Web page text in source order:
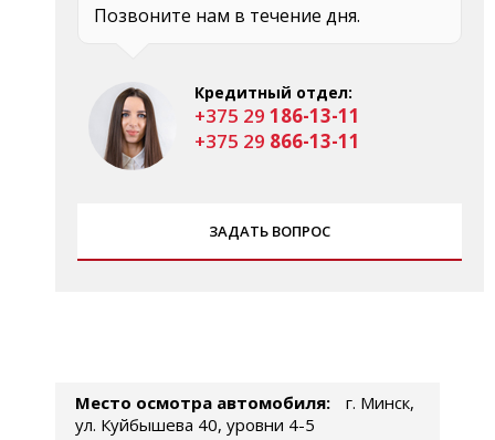
Позвоните нам в течение дня.
Кредитный отдел:
+375 29 186-13-11
+375 29 866-13-11
ЗАДАТЬ ВОПРОС
Место осмотра автомобиля:
г. Минск,
ул. Куйбышева 40, уровни 4-5